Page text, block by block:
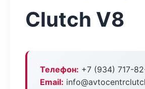
Clutch V8
Телефон: +7 (934) 717-
Email: